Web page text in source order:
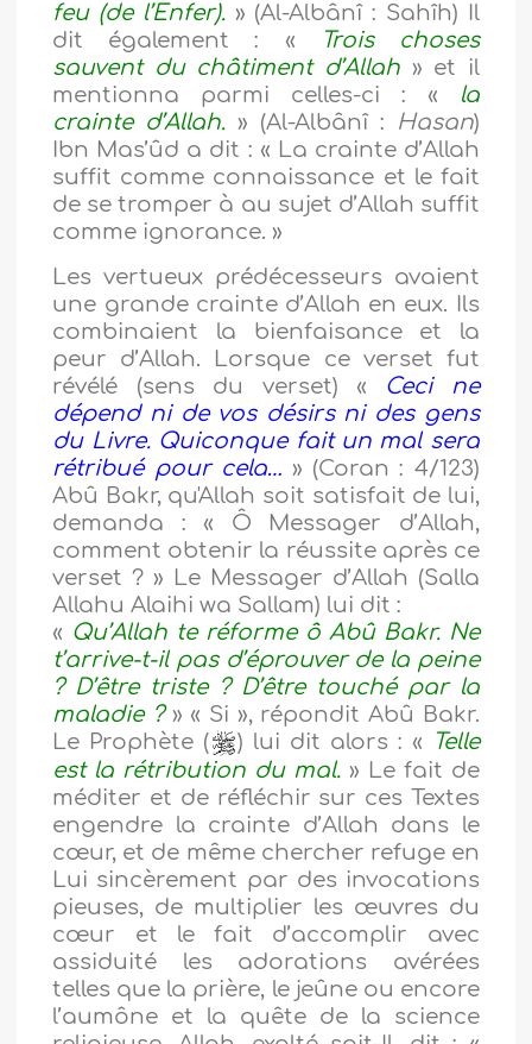
feu (de l’Enfer). » (Al-Albânî : Sahîh) Il
dit également : «
Trois choses
sauvent du châtiment d’Allah » et il
mentionna parmi celles-ci : «
la
crainte d’Allah. » (Al-Albânî : Hasan)
Ibn Mas’ûd a dit : « La crainte d’Allah
suffit comme connaissance et le fait
de se tromper à au sujet d’Allah suffit
comme ignorance. »
Les vertueux prédécesseurs avaient
une grande crainte d’Allah en eux. Ils
combinaient la bienfaisance et la
peur d’Allah. Lorsque ce verset fut
révélé (sens du verset) « Ceci ne
dépend ni de vos désirs ni des gens
du Livre. Quiconque fait un mal sera
rétribué pour cela… » (Coran : 4/123)
Abû Bakr, qu'Allah soit satisfait de lui,
demanda : « Ô Messager d’Allah,
comment obtenir la réussite après ce
verset ? » Le Messager d’Allah (Salla
Allahu Alaihi wa Sallam) lui dit :
« Qu’Allah te réforme ô Abû Bakr. Ne
t’arrive-t-il pas d’éprouver de la peine
? D’être triste ? D’être touché par la
maladie ?» « Si », répondit Abû Bakr.
Le Prophète (
) lui dit alors : «
Telle
est la rétribution du mal. » Le fait de
méditer et de réfléchir sur ces Textes
engendre la crainte d’Allah dans le
cœur, et de même chercher refuge en
Lui sincèrement par des invocations
pieuses, de multiplier les œuvres du
cœur et le fait d’accomplir avec
assiduité les adorations avérées
telles que la prière, le jeûne ou encore
l’aumône et la quête de la science